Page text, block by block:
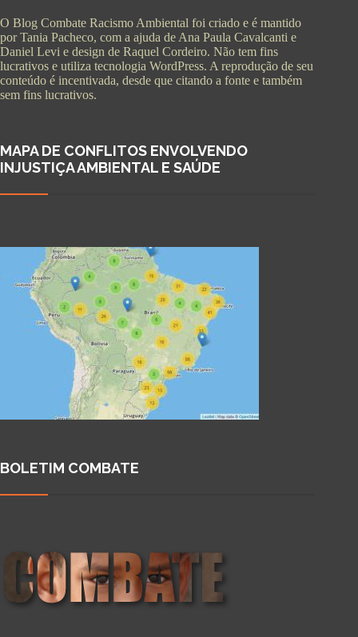
O Blog Combate Racismo Ambiental foi criado e é mantido
por Tania Pacheco, com a ajuda de Ana Paula Cavalcanti e
Daniel Levi e design de Raquel Cordeiro. Não tem fins
lucrativos e utiliza tecnologia WordPress. A reprodução de seu
conteúdo é incentivada, desde que citando a fonte e também
sem fins lucrativos.
MAPA DE CONFLITOS ENVOLVENDO
INJUSTIÇA AMBIENTAL E SAÚDE
BOLETIM COMBATE